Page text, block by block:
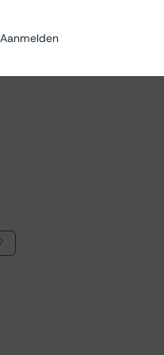
Aanmelden